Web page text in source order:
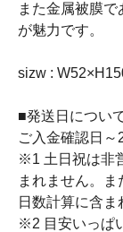
また金属被膜
が魅力です。
sizw :
■発送日につい
ご入金確認日～
※1 土日祝は非
まれません。
日数計算に含ま
※2 目安いっぱ